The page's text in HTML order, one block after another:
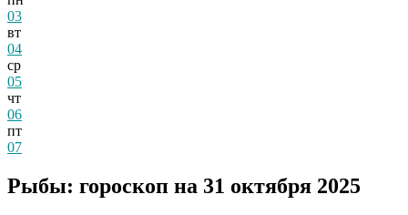
03
вт
04
ср
05
чт
06
пт
07
Рыбы: гороскоп на 31 октября 2025